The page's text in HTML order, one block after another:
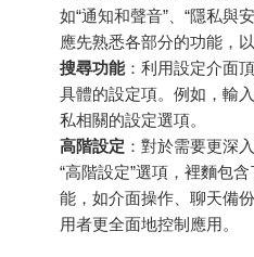
如“通知和聲音”、“隱私與
應先熟悉各部分的功能，
搜尋功能：利用設定介面
具體的設定項。例如，輸
私相關的設定選項。
高階設定 ：對於需要更深
“高階設定”選項，裡麵包
能，如介面操作、聊天備
用者更全面地控制應用。